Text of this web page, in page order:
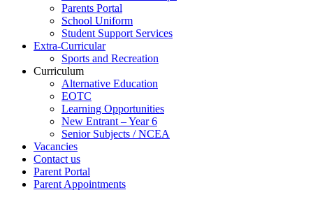
Parents Portal
School Uniform
Student Support Services
Extra-Curricular
Sports and Recreation
Curriculum
Alternative Education
EOTC
Learning Opportunities
New Entrant – Year 6
Senior Subjects / NCEA
Vacancies
Contact us
Parent Portal
Parent Appointments